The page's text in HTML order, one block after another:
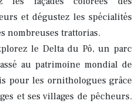
et dégustez les spécialités
nombreuses trattorias.
le Delta du Pô, un parc
au patrimoine mondial de
pour les ornithologues grâce
et ses villages de pêcheurs.